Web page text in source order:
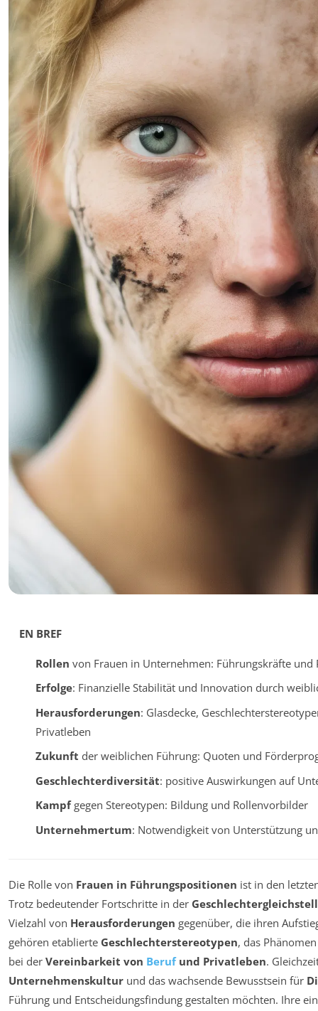
EN BREF
Rollen von Frauen in Unternehmen: Führungskräfte und
Erfolge: Finanzielle Stabilität und Innovation durch
Herausforderungen: Glasdecke,
Privatleben
Zukunft der weiblichen Führung: Quoten und
Geschlechterdiversität: positive Auswirkungen auf
Kampfgegen Stereotypen: Bildung und Rollenvorbilder
Unternehmertum: Notwendigkeit von Unterstützung
Die Rolle von Frauen in Führungspositionen ist in den
Trotz bedeutender Fortschritte in der
Vielzahl von Herausforderungen gegenüber, die ihren
gehören etablierte Geschlechterstereotypen, das
bei der Vereinbarkeit von Berufund Privatleben.
Unternehmenskultur und das wachsende Bewusstsein für
Führung und Entscheidungsfindung gestalten möchten. Ihre